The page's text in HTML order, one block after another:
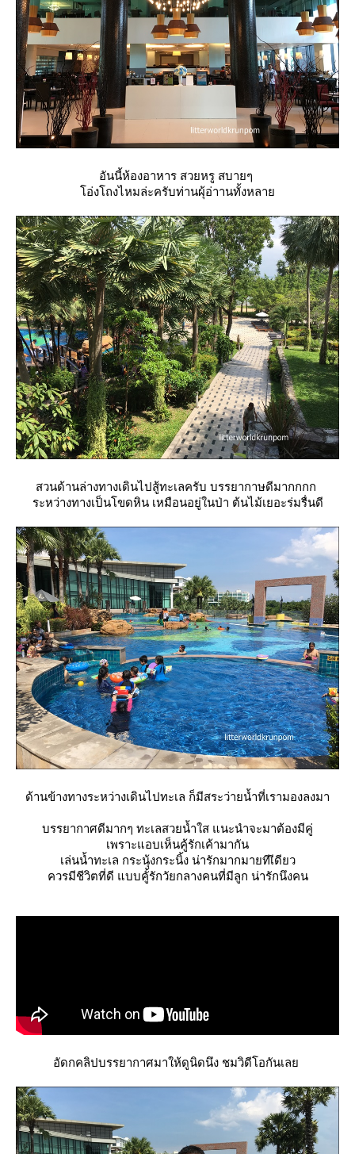
อันนี้ห้องอาหาร สวยหรู สบายๆ
อ่งโถงไหมล่ะครับท่านผุ้อ่าานทั้งหลา
สวนด้านล่างทางเดินไปสู้ทะเลครับ บรรยากาษดีมากกกก
ระหว่างทางเป็นโขดหิน เหมือนอยู่ในป่า ต้นไม้เยอะร่มรื่นดี
ด้านข้างทางระหว่างเดินไปทะเล ก็มีสระว่ายน้ำที่เรามองลงมา
บรรยากาศดีมากๆ ทะเลสวยน้ำใส แนะนำจะมาต้องมีคู่
เพราะแอบเห็นคู้รักเค้ามากัน
เล่นน้ำทะเล กระนุ้งกระนิ้ง น่ารักมากมายทีเีดียว
ควรมีชีวิตที่ดี แบบคูั้รักวัยกลางคนที่มีลูก น่ารักนึงคน
อัดกคลิปบรรยากาศมาให้ดูนิดนึง ชมวิดีโอกันเล